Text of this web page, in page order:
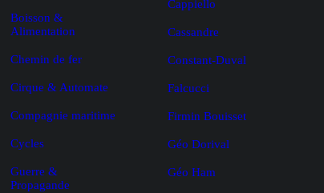
Boisson &
Alimentation
Chemin de fer
Cirque & Automate
Compagnie maritime
Cycles
Guerre &
Propagande
Cappiello
Cassandre
Constant-Duval
Falcucci
Firmin Bouisset
Géo Dorival
Géo Ham